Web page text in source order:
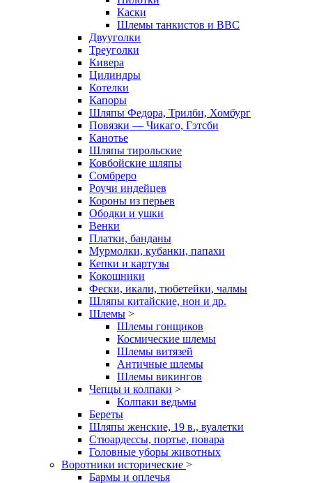
Каски
Шлемы танкистов и ВВС
Двууголки
Треуголки
Кивера
Цилиндры
Котелки
Капоры
Шляпы Федора, Трилби, Хомбург
Повязки — Чикаго, Гэтсби
Канотье
Шляпы тирольские
Ковбойские шляпы
Сомбреро
Роучи индейцев
Короны из перьев
Ободки и ушки
Венки
Платки, банданы
Мурмолки, кубанки, папахи
Кепки и картузы
Кокошники
Фески, икали, тюбетейки, чалмы
Шляпы китайские, нон и др.
Шлемы >
Шлемы гонщиков
Космические шлемы
Шлемы витязей
Античные шлемы
Шлемы викингов
Чепцы и колпаки >
Колпаки ведьмы
Береты
Шляпы женские, 19 в., вуалетки
Стюардессы, портье, повара
Головные уборы животных
Воротники исторические >
Бармы и оплечья